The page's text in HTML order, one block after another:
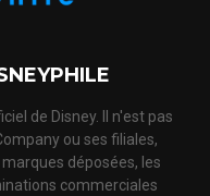
de Disney. Il n'est pas
ou ses filiales,
déposées, les
commerciales